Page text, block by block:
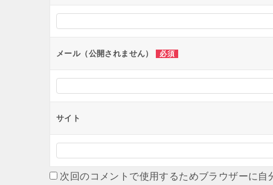
ョ
ン
メール（公開されません） 必須
サイト
次回のコメントで使用するためブラウザーに自